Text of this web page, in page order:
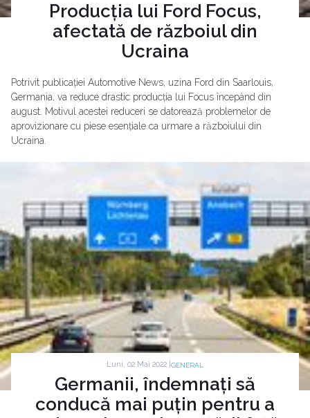
Producția lui Ford Focus,
afectată de războiul din
Ucraina
Potrivit publicației Automotive News, uzina Ford din Saarlouis,
Germania, va reduce drastic producția lui Focus începând din
august. Motivul acestei reduceri se datorează problemelor de
aprovizionare cu piese esențiale ca urmare a războiului din
Ucraina.
Luni, 02 Mai 2022 | GENERAL
Germanii, îndemnați să
conducă mai puțin pentru a